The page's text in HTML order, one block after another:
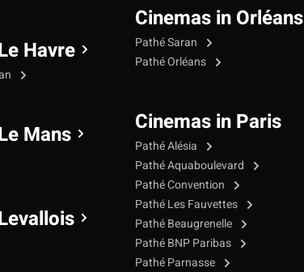
Havre
Mans
Cinemas in Orléans
Pathé Saran
Pathé Orléans
Cinemas in Paris
Pathé Alésia
Pathé Aquaboulevard
Pathé Convention
Pathé Les Fauvettes
Pathé Beaugrenelle
Pathé BNP Paribas
Pathé Parnasse